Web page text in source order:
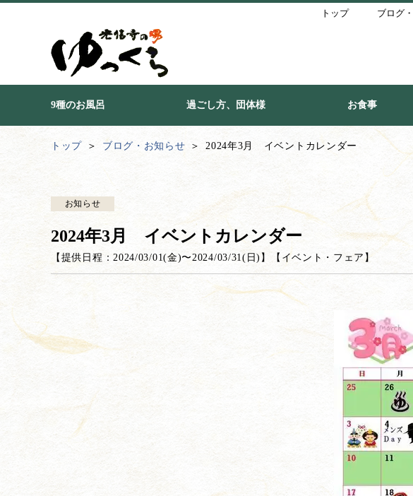
トップ ブログ
9種のお風呂 過ごし方、団体様 お食事
トップ ブログ・お知らせ 2024年3月 イベントカレンダー
お知らせ
2024年3月 イベントカレンダー
【提供日程：2024/03/01(金)〜2024/03/31(日) 】 【 イベント・フェア 】